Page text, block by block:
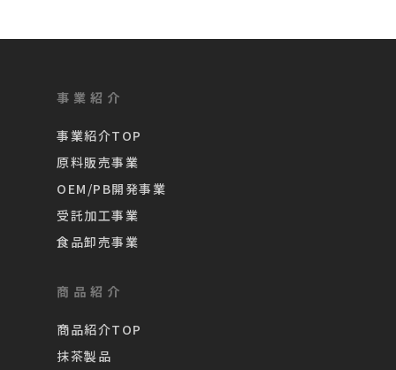
事業紹介
事業紹介TOP
原料販売事業
OEM/PB開発事業
受託加工事業
食品卸売事業
商品紹介
商品紹介TOP
抹茶製品